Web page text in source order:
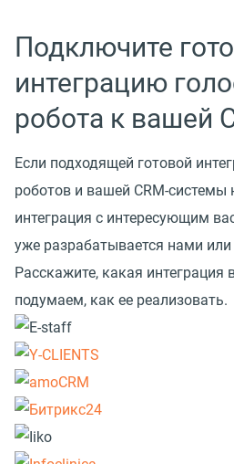
Подключите
интеграцию
робота к вашей
Если подходящей готовой
роботов и вашей CRM-системы
интеграция с интересующим
уже разрабатывается нами
Расскажите, какая
подумаем, как ее реализовать.